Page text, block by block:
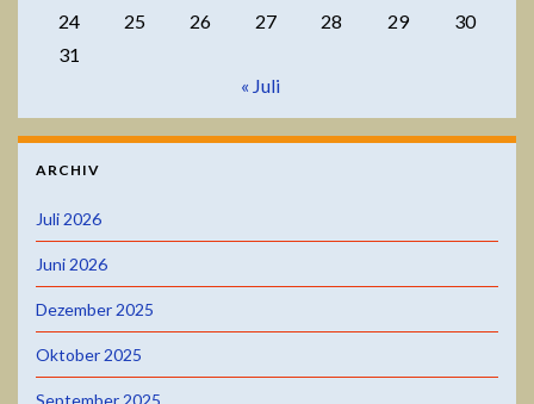
24
25 26 27 28 29
30
31
« Juli
ARCHIV
Juli 2026
Juni 2026
Dezember 2025
Oktober 2025
September 2025